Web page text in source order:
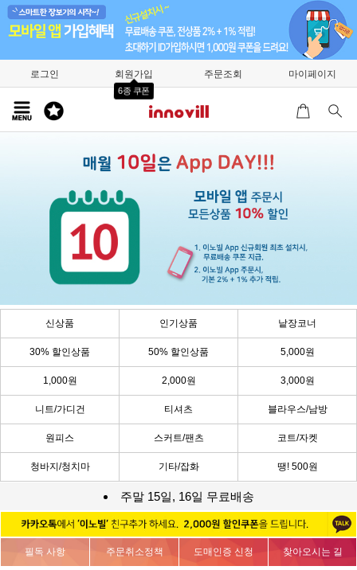
로그인 회원가입
6종 쿠폰
주문조회 마이페이지
신상품 인기상품 낱장코너
30% 할인상품 50% 할인상품 5,000원
1,000원 2,000원 3,000원
니트/가디건 티셔츠 블라우스/남방
원피스 스커트/팬츠 코트/자켓
청바지/청치마 기타/잡화 땡! 500원
주말 15일, 16일 무료배송
필독 사항 주문취소정책 도매인증 신청 찾아오시는 길